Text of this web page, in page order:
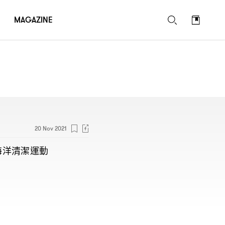
20 Nov 2021
清潔運動
MAGAZINE